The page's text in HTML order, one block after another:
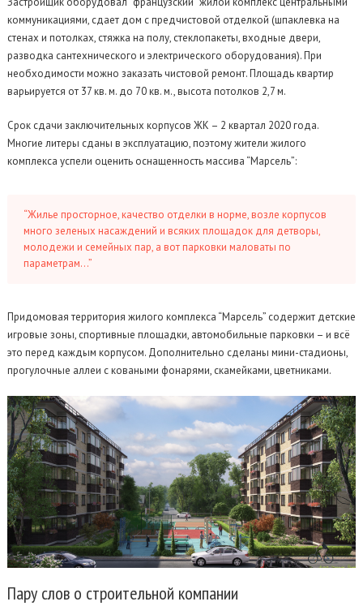
коммуникациями, сдает дом с предчистовой отделкой (шпаклевка на
стенах и потолках, стяжка на полу, стеклопакеты, входные двери,
разводка сантехнического и электрического оборудования). При
необходимости можно заказать чистовой ремонт. Площадь квартир
варьируется от 37 кв. м. до 70 кв. м., высота потолков 2,7 м.
Срок сдачи заключительных корпусов ЖК – 2 квартал 2020 года.
Многие литеры сданы в эксплуатацию, поэтому жители жилого
комплекса успели оценить оснащенность массива “Марсель”:
“Жилье просторное, качество отделки в норме, возле корпусов
много зеленых насаждений и всяких площадок для детворы,
молодежи и семейных пар, а вот парковки маловаты по
параметрам…”
Придомовая территория жилого комплекса “Марсель” содержит детские
игровые зоны, спортивные площадки, автомобильные парковки – и всё
это перед каждым корпусом. Дополнительно сделаны мини-стадионы,
прогулочные аллеи с коваными фонарями, скамейками, цветниками.
Пару слов о строительной компании